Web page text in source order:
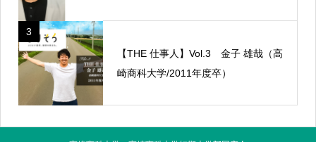
3
【THE 仕事人】Vol.3 金子 雄哉（高
崎商科大学/2011年度卒）